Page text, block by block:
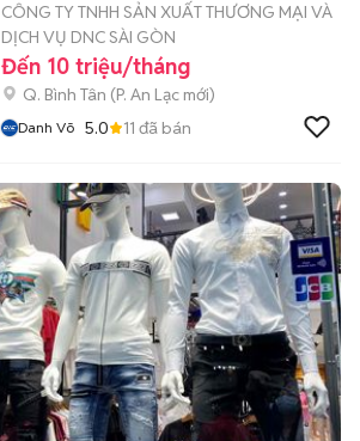
CÔNG TY TNHH SẢN XUẤT THƯƠNG MẠI VÀ
DỊCH VỤ DNC SÀI GÒN
Đến 10 triệu/tháng
Q. Bình Tân (P. An Lạc mới)
Danh Võ 5.0 11 đã bán